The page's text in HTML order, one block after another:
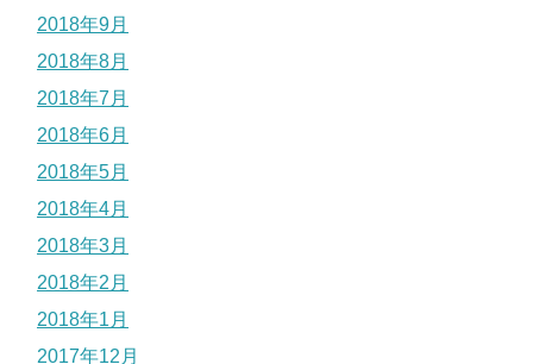
2018年9月
2018年8月
2018年7月
2018年6月
2018年5月
2018年4月
2018年3月
2018年2月
2018年1月
2017年12月